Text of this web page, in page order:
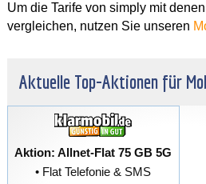
Um die Tarife von simply mit
vergleichen, nutzen Sie unseren
Aktuelle Top-Aktionen für
Aktion: Allnet-Flat 75 GB 5G
• Flat Telefonie & SMS